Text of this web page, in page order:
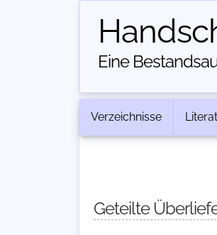
Eine
Verzeichnisse
Geteilte